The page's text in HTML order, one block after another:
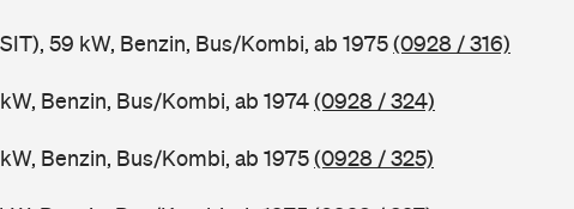
59 kW, Benzin, Bus/Kombi, ab 1975(0928 / 316)
Benzin, Bus/Kombi, ab 1974(0928 / 324)
Benzin, Bus/Kombi, ab 1975(0928 / 325)